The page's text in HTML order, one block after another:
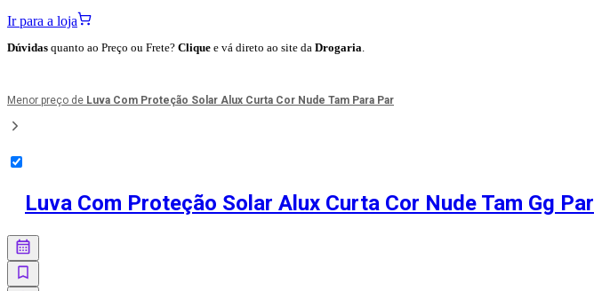
Ir para a loja
Dúvidas quanto ao Preço ou Frete? Clique e vá direto ao site da Drogaria
Menor preço de Luva Com Proteção Solar Alux Curta Cor Nude Tam Para Par
Luva Com Proteção Solar Alux Curta Cor Nude Tam Gg Par